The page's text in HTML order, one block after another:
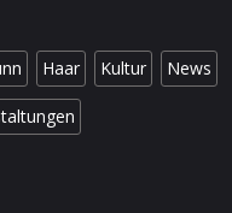
Haar Kultur News